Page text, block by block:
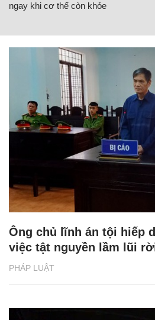
ngay khi cơ thể còn khỏe
PHÁP LUẬT
Ông chủ lĩnh án tội hiếp
việc tật nguyền lầm lũi